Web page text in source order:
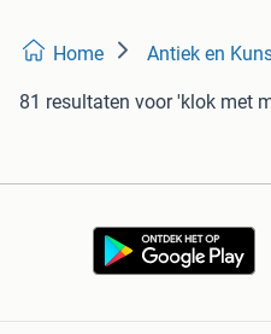
Home Antiek en
81 resultaten voor 'klok met